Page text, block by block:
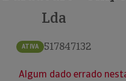
Lda
ATIVA 517847132
Algum dado errado